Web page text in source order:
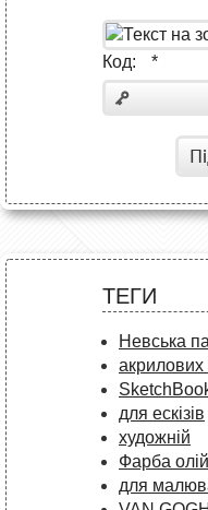
Код: *
ТЕГИ
Невська
для ескізів
художній
Фарба
для